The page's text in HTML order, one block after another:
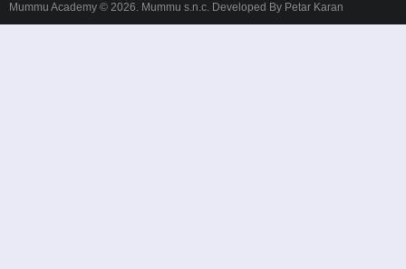
Mummu Academy © 2026. Mummu s.n.c. Developed By Petar Karan